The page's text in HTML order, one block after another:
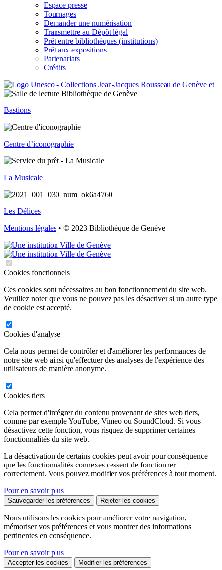
Espace presse
Tournages
Demander une numérisation
Transmettre au Dépôt légal
Prêt entre bibliothèques (institutions)
Prêt aux expositions
Partenariats
Crédits
Bastions
Centre d’iconographie
La Musicale
Les Délices
Mentions légales • © 2023 Bibliothèque de Genève
Cookies fonctionnels
Ces cookies sont nécessaires au bon fonctionnement du site web.
Veuillez noter que vous ne pouvez pas les désactiver si un autre type
de cookie est accepté.
Cookies d'analyse
Cela nous permet de contrôler et d'améliorer les performances de
notre site web ainsi qu'effectuer des analyses de l'expérience des
utilisateurs de manière anonyme.
Cookies tiers
Cela permet d'intégrer du contenu provenant de sites web tiers,
comme par exemple YouTube, Vimeo ou SoundCloud. Si vous
désactivez cette fonction, vous risquez de supprimer certaines
fonctionnalités du site web.
La désactivation de certains cookies peut avoir pour conséquence
que les fonctionnalités connexes cessent de fonctionner
correctement. Vous pouvez modifier vos préférences à tout moment.
Pour en savoir plus
Sauvegarder les préférences Rejeter les cookies
Nous utilisons les cookies pour améliorer votre navigation,
mémoriser vos préférences et vous montrer des informations
pertinentes en conséquence.
Pour en savoir plus
Accepter les cookies Modifier les préférences